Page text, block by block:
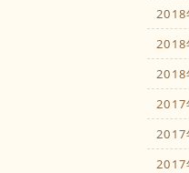
2018
2018
2018
2017
2017
2017